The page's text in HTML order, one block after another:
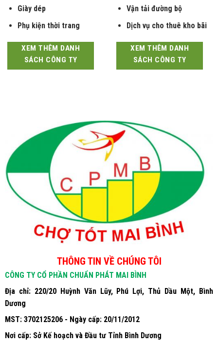
Giày dép
Phụ kiện thời trang
XEM THÊM DANH
SÁCH CÔNG TY
Vận tải đường bộ
Dịch vụ cho thuê kho bãi
XEM THÊM DANH
SÁCH CÔNG TY
THÔNG TIN VỀ CHÚNG TÔI
CÔNG TY CỔ PHẦN CHUẨN PHÁT MAI BÌNH
Địa chỉ: 220/20 Huỳnh Văn Lũy, Phú Lợi, Thủ Dầu Một, Bình
Dương
MST: 3702125206 - Ngày cấp: 20/11/2012
Nơi cấp: Sở Kế hoạch và Đầu tư Tỉnh Bình Dương